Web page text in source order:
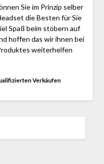
Sie im Prinzip selber
die Besten für Sie
Spaß beim stöbern auf
hoffen das wir ihnen bei
weiterhelfen
Verkäufen